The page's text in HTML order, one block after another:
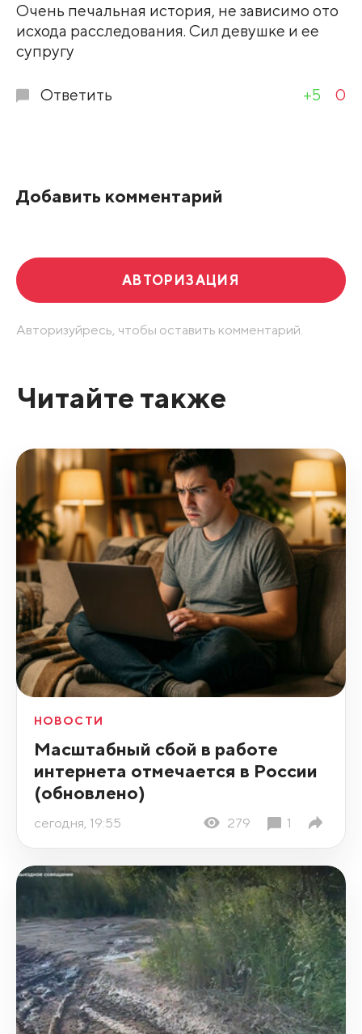
Очень печальная история, не зависимо ото
исхода расследования. Сил девушке и ее
супругу
Ответить +5 0
Добавить комментарий
АВТОРИЗАЦИЯ
Авторизуйресь, чтобы оставить комментарий.
Читайте также
НОВОСТИ
Масштабный сбой в работе
интернета отмечается в России
(обновлено)
сегодня, 19:55 279 1